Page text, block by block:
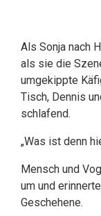
Als Sonja nach
als sie die
umgekippte
Tisch, Dennis
schlafend.
„Was ist denn
Mensch und
um und
Geschehene.